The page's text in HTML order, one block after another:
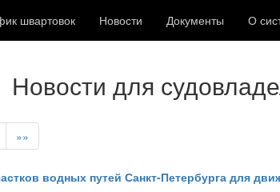
швартовок Новости Документы О
Новости для
»»
водных путей Санкт-Петербурга для